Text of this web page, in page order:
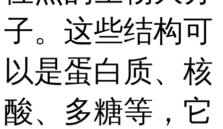
子。这些结构可
以是蛋白质、核
酸、多糖等，它